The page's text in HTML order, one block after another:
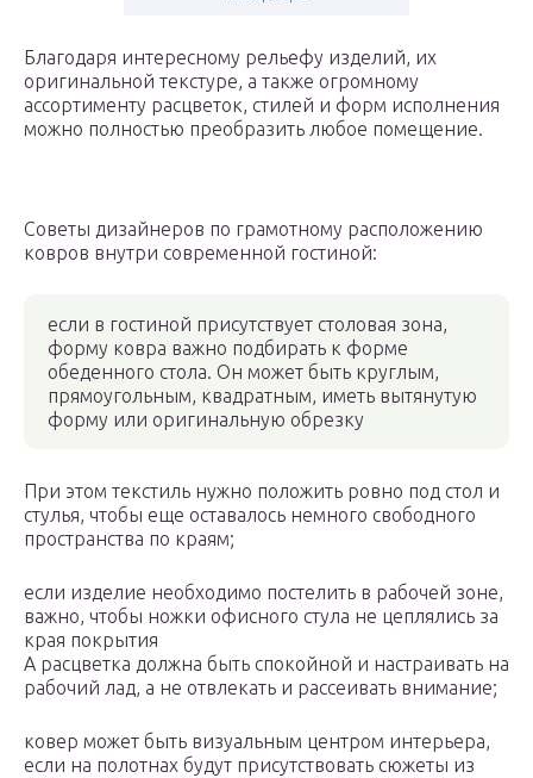
Благодаря интересному рельефу изделий, их
оригинальной текстуре, а также огромному
ассортименту расцветок, стилей и форм исполнения
можно полностью преобразить любое помещение.
Советы дизайнеров по грамотному расположению
ковров внутри современной гостиной:
если в гостиной присутствует столовая зона,
форму ковра важно подбирать к форме
обеденного стола. Он может быть круглым,
прямоугольным, квадратным, иметь вытянутую
форму или оригинальную обрезку
При этом текстиль нужно положить ровно под стол и
стулья, чтобы еще оставалось немного свободного
пространства по краям;
если изделие необходимо постелить в рабочей зоне,
важно, чтобы ножки офисного стула не цеплялись за
края покрытия
А расцветка должна быть спокойной и настраивать на
рабочий лад, а не отвлекать и рассеивать внимание;
ковер может быть визуальным центром интерьера,
если на полотнах будут присутствовать сюжеты из